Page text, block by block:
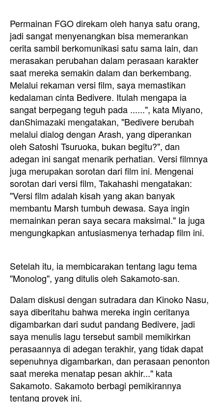
Permainan FGO direkam oleh hanya satu orang,
jadi sangat menyenangkan bisa memerankan
cerita sambil berkomunikasi satu sama lain, dan
merasakan perubahan dalam perasaan karakter
saat mereka semakin dalam dan berkembang.
Melalui rekaman versi film, saya memastikan
kedalaman cinta Bedivere. Itulah mengapa ia
sangat berpegang teguh pada ......", kata Miyano,
danShimazaki mengatakan, "Bedivere berubah
melalui dialog dengan Arash, yang diperankan
oleh Satoshi Tsuruoka, bukan begitu?", dan
adegan ini sangat menarik perhatian. Versi filmnya
juga merupakan sorotan dari film ini. Mengenai
sorotan dari versi film, Takahashi mengatakan:
"Versi film adalah kisah yang akan banyak
membantu Marsh tumbuh dewasa. Saya ingin
memainkan peran saya secara maksimal." Ia juga
mengungkapkan antusiasmenya terhadap film ini.
Setelah itu, ia membicarakan tentang lagu tema
"Monolog", yang ditulis oleh Sakamoto-san.
Dalam diskusi dengan sutradara dan Kinoko Nasu,
saya diberitahu bahwa mereka ingin ceritanya
digambarkan dari sudut pandang Bedivere, jadi
saya menulis lagu tersebut sambil memikirkan
perasaannya di adegan terakhir, yang tidak dapat
sepenuhnya digambarkan, dan perasaan penonton
saat mereka menatap pesan akhir..." kata
Sakamoto. Sakamoto berbagi pemikirannya
tentang proyek ini.